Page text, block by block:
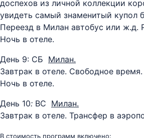
доспехов из личной коллекции
увидеть самый знаменитый купол
Переезд в Милан автобус или ж.д.
Ночь в отеле.
День 9: СБ Милан.
Завтрак в отеле. Свободное время.
Ночь в отеле.
День 10: ВС Милан.
Завтрак в отеле. Трансфер в
В стоимость программ включено: